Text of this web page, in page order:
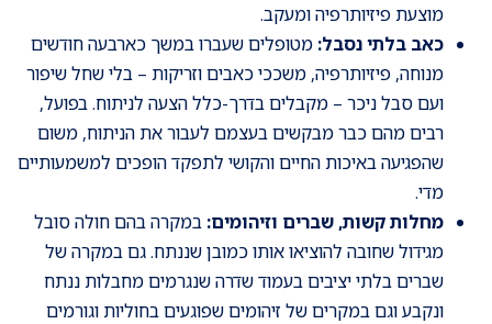
מוצעת פיזיותרפיה ומעקב.
כאב בלתי נסבל: מטופלים שעברו במשך כארבעה חודשים
מנוחה, פיזיותרפיה, משככי כאבים וזריקות – בלי שחל שיפור
ועם סבל ניכר – מקבלים בדרך-כלל הצעה לניתוח. בפועל,
רבים מהם כבר מבקשים בעצמם לעבור את הניתוח, משום
שהפגיעה באיכות החיים והקושי לתפקד הופכים למשמעותיים
מדי.
מחלות קשות, שברים וזיהומים: במקרה בהם חולה סובל
מגידול שחובה להוציאו אותו כמובן שננתח. גם במקרה של
שברים בלתי יציבים בעמוד שדרה שנגרמים מחבלות ננתח
ונקבע וגם במקרים של זיהומים שפוגעים בחוליות וגורמים